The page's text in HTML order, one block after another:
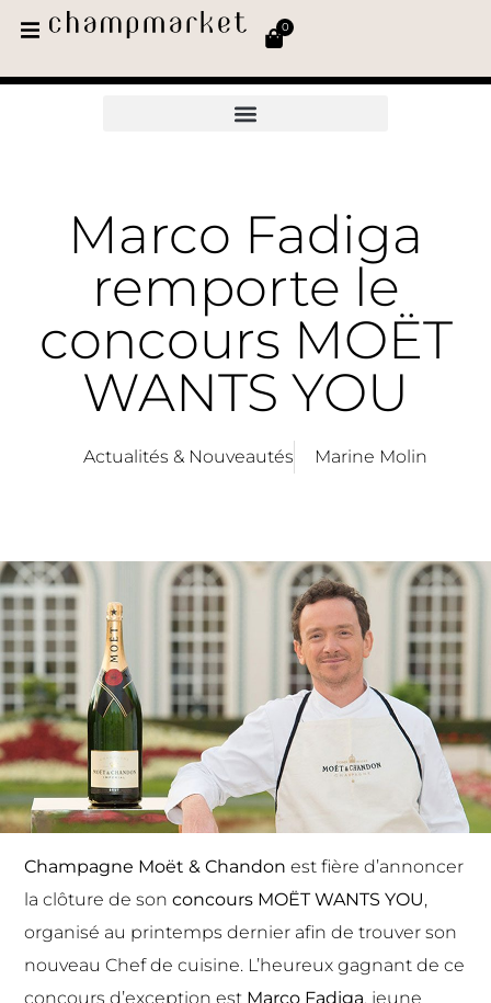
0
Marco Fadiga
remporte le
concours MOËT
WANTS YOU
Actualités & Nouveautés Marine Molin
Champagne Moët & Chandon est fière d’annoncer
la clôture de sonconcours MOËT WANTS YOU,
organisé au printemps dernier afin de trouver son
nouveau Chef de cuisine. L’heureux gagnant de ce
concours d’exception est Marco Fadiga, jeune